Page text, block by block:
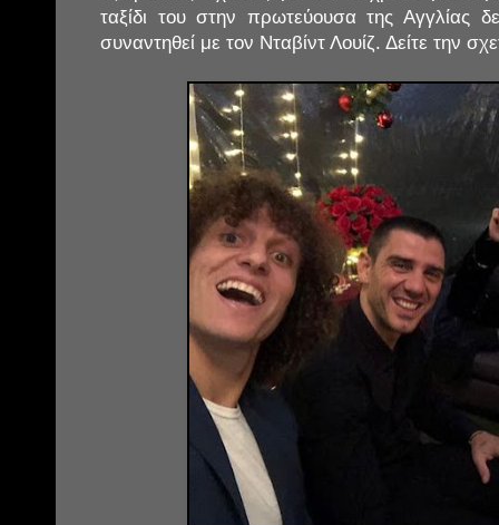
ταξίδι του στην πρωτεύουσα της Αγγλίας
συναντηθεί με τον Νταβίντ Λουίζ. Δείτε την